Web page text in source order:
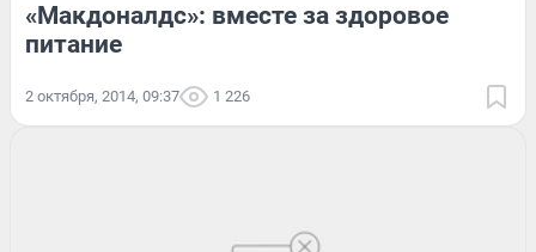
«Макдоналдс»: вместе за здоровое
питание
2 октября, 2014, 09:37 1 226